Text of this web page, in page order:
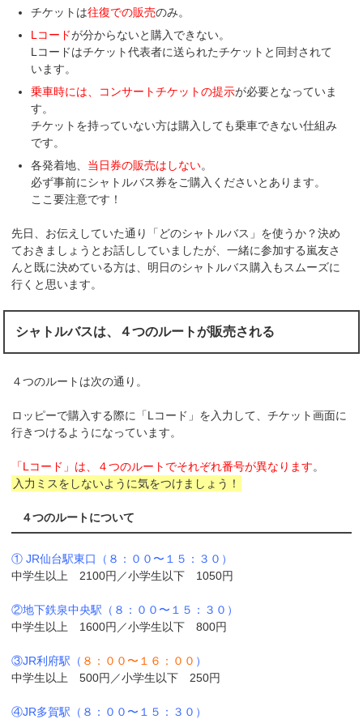
チケットは往復での販売のみ。
Lコードが分からないと購入できない。
Lコードはチケット代表者に送られたチケットと同封されて
います。
乗車時には、コンサートチケットの提示が必要となっていま
す。
チケットを持っていない方は購入しても乗車できない仕組み
です。
各発着地、 当日券の販売はしない。
必ず事前にシャトルバス券をご購入くださいとあります。
ここ要注意です！
先日、お伝えしていた通り「どのシャトルバス」を使うか？決め
ておきましょうとお話ししていましたが、一緒に参加する嵐友さ
んと既に決めている方は、明日のシャトルバス購入もスムーズに
行くと思います。
シャトルバスは、４つのルートが販売される
４つのルートは次の通り。
ロッピーで購入する際に「Lコード」を入力して、チケット画面に
行きつけるようになっています。
「Lコード」は、４つのルートでそれぞれ番号が異なります。
入力ミスをしないように気をつけましょう！
４つのルートについて
① JR仙台駅東口（８：００〜１５：３０）
中学生以上 2100円／小学生以下 1050円
②地下鉄泉中央駅（８：００〜１５：３０）
中学生以上 1600円／小学生以下 800円
③JR利府駅（ ８：００〜１６：００ ）
中学生以上 500円／小学生以下 250円
④JR多賀駅（８：００〜１５：３０）